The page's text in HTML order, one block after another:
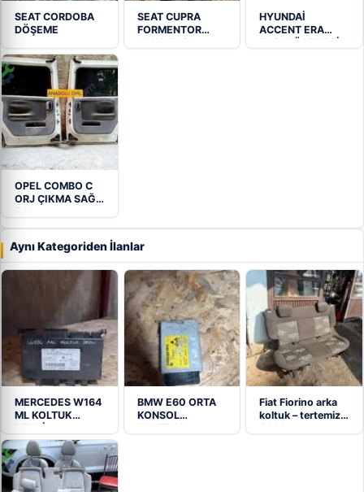
SEAT CORDOBA
DÖŞEME
SEAT CUPRA
FORMENTOR
HYUNDAİ
ACCENT ERA
KAPI DÖSEMESİ
OPEL COMBO C
ORJ ÇIKMA SAĞ
SOL…
Aynı Kategoriden İlanlar
MERCEDES W164
ML KOLTUK
A1648703726
BMW E60 ORTA
KONSOL
KONTROL
Fiat Fiorino arka
koltuk – tertemiz
2014